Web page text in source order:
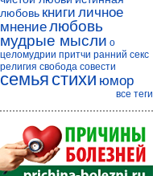
любовь книги личное
мнениелюбовь
мудрые мысли о
целомудрии притчи ранний секс
религия свобода совести
семья стихи юмор
все теги